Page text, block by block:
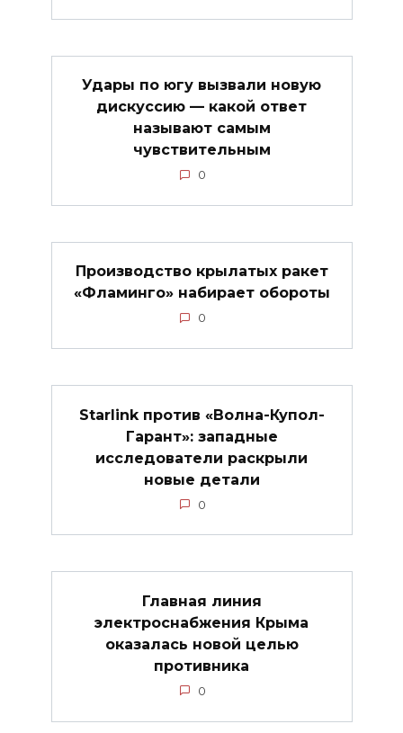
Удары по югу вызвали новую
дискуссию — какой ответ
называют самым
чувствительным
0
Производство крылатых ракет
«Фламинго» набирает обороты
0
Starlink против «Волна-Купол-
Гарант»: западные
исследователи раскрыли
новые детали
0
Главная линия
электроснабжения Крыма
оказалась новой целью
противника
0